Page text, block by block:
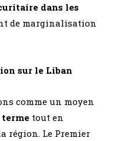
dans les
de marginalisation
sur le Liban
comme un moyen
tout en
région. Le Premier